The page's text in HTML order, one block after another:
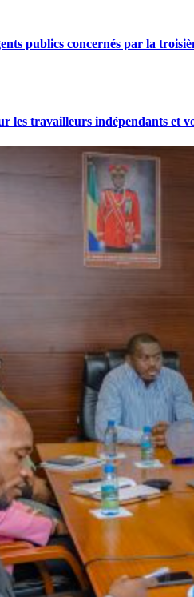
publics concernés par la
les travailleurs indépendants et